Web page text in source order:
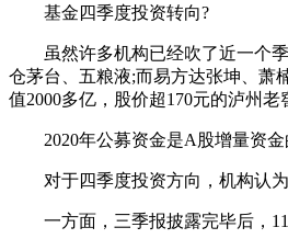
基金四季度投资转向?
虽然许多机构已经吹了近一个季
仓茅台、五粮液;而易方达张坤、萧
值2000多亿，股价超170元的泸州老
2020年公募资金是A股增量资金
对于四季度投资方向，机构认为
一方面，三季报披露完毕后，11